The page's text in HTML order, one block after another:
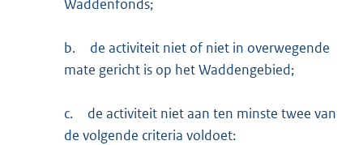
Waddenfonds;
b.
de activiteit niet of niet in overwegende
mate gericht is op het Waddengebied;
c.
de activiteit niet aan ten minste twee van
de volgende criteria voldoet: